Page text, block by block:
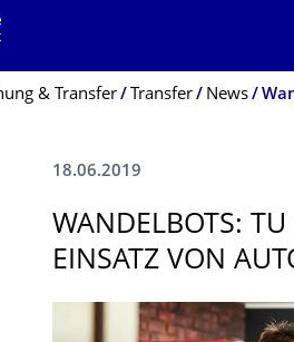
& Transfer Transfer News
18.06.2019
WANDELBOTS: TU
EINSATZ VON